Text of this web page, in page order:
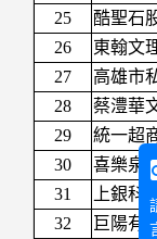
25
酷聖石
26
東翰文
27
高雄市
28
蔡澧華
29
統一超
30
喜樂泉
31
上銀科
32
巨陽有